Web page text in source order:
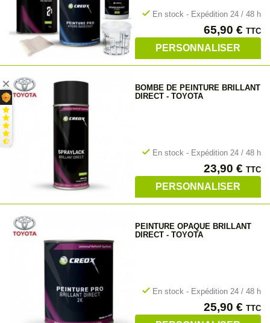
check En stock - Expédition 24 / 48 h
Prix
65,90 € TTC
PERSONNALISER
BOMBE DE PEINTURE BRILLANT
DIRECT - TOYOTA
check En stock - Expédition 24 / 48 h
Prix
23,90 € TTC
PERSONNALISER
PEINTURE OPAQUE BRILLANT
DIRECT - TOYOTA
check En stock - Expédition 24 / 48 h
Prix
25,90 € TTC